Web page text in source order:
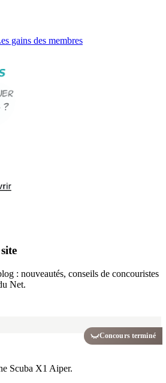
gains des membres
: nouveautés, conseils de concouristes
Net.
Concours terminé
Scuba X1 Aiper.